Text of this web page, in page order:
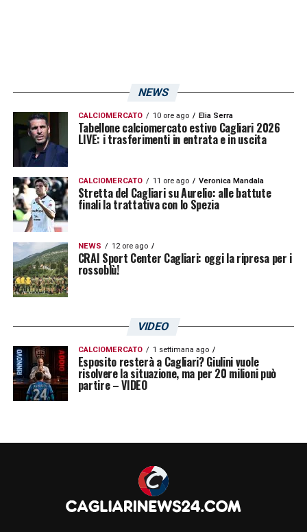
Venezia. Dopotutto, in casa, il Cagliari non
perde da otto mesi: un autentico fattore da
sfruttare e da giocarsi a pieno nell’andata
delle semifinali.
LA PLAYLIST DELLE NOSTRE TOP NEWS
NEWS
CALCIOMERCATO 10 ore ago Elia Serra
Tabellone calciomercato estivo Cagliari 2026
LIVE: i trasferimenti in entrata e in uscita
CALCIOMERCATO 11 ore ago Veronica Mandala
Stretta del Cagliari su Aurelio: alle battute
finali la trattativa con lo Spezia
NEWS 12 ore ago
CRAI Sport Center Cagliari: oggi la ripresa per i
rossoblù!
VIDEO
CALCIOMERCATO 1 settimana ago
Esposito resterà a Cagliari? Giulini vuole
risolvere la situazione, ma per 20 milioni può
partire – VIDEO